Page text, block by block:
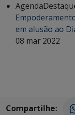
Agenda
em alusão ao
08 mar 2022
Compartilhe: